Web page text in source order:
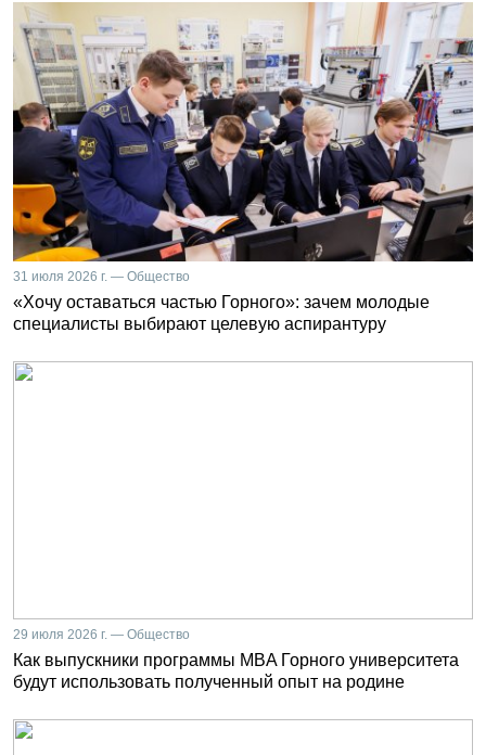
31 июля 2026 г. — Общество
«Хочу оставаться частью Горного»: зачем молодые
специалисты выбирают целевую аспирантуру
29 июля 2026 г. — Общество
Как выпускники программы MBA Горного университета
будут использовать полученный опыт на родине